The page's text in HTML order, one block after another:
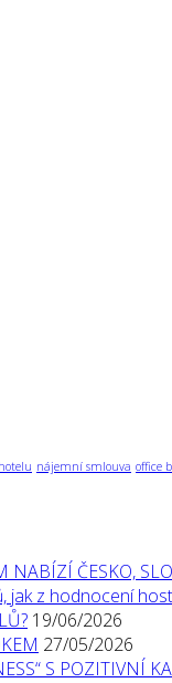
nájemní smlouva office
ČESKO,
jak z hodnocení
19/06/2026
27/05/2026
S POZITIVNÍ